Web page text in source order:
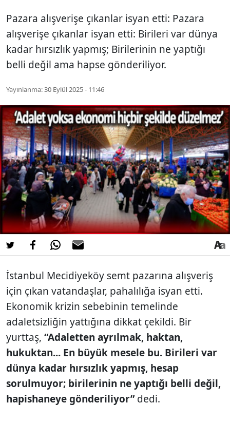
Pazara alışverişe çıkanlar isyan etti: Pazara
alışverişe çıkanlar isyan etti: Birileri var dünya
kadar hırsızlık yapmış; Birilerinin ne yaptığı
belli değil ama hapse gönderiliyor.
Yayınlanma:30 Eylül 2025 - 11:46
İstanbul Mecidiyeköy semt pazarına alışveriş
için çıkan vatandaşlar, pahalılığa isyan etti.
Ekonomik krizin sebebinin temelinde
adaletsizliğin yattığına dikkat çekildi. Bir
yurttaş, “Adaletten ayrılmak, haktan,
hukuktan... En büyük mesele bu. Birileri var
dünya kadar hırsızlık yapmış, hesap
sorulmuyor; birilerinin ne yaptığı belli değil,
hapishaneye gönderiliyor”dedi.